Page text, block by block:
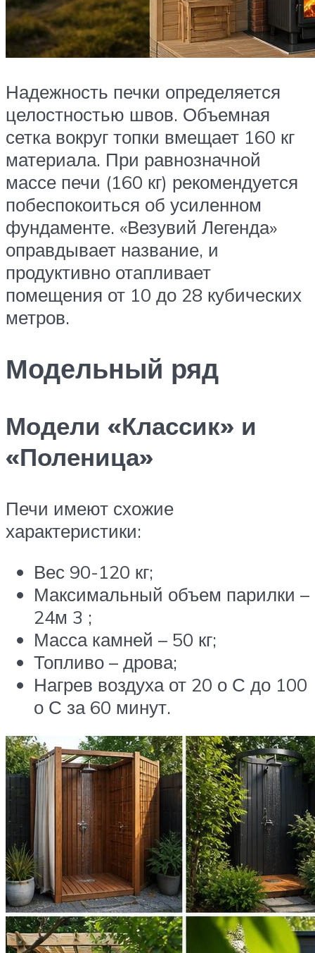
Надежность печки определяется
целостностью швов. Объемная
сетка вокруг топки вмещает 160 кг
материала. При равнозначной
массе печи (160 кг) рекомендуется
побеспокоиться об усиленном
фундаменте. «Везувий Легенда»
оправдывает название, и
продуктивно отапливает
помещения от 10 до 28 кубических
метров.
Модельный ряд
Модели «Классик» и
«Поленица»
Печи имеют схожие
характеристики:
Вес 90-120 кг;
Максимальный объем парилки –
24м 3 ;
Масса камней – 50 кг;
Топливо – дрова;
Нагрев воздуха от 20 о С до 100
о С за 60 минут.